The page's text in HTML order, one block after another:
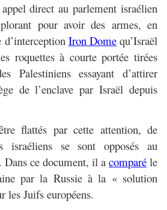
direct au parlement israélien
pour avoir des armes, en
Iron Domequ’Israël
roquettes à courte portée tirées
Palestiniens essayant d’attirer
de l’enclave par Israël depuis
flattés par cette attention, de
israéliens se sont opposés au
Dans ce document, il a comparé le
par la Russie à la « solution
les Juifs européens.